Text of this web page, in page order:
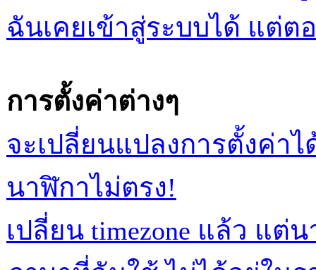
ฉันเคยเข้าสู่ระบบได้ แต่ต
การตั้งค่าต่างๆ
จะเปลี่ยนแปลงการตั้งค่าไ
นาฬิกาไม่ตรง!
เปลี่ยน timezone แล้ว แต่